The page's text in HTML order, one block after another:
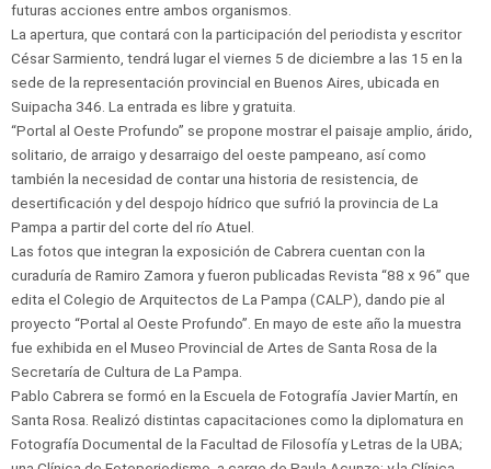
futuras acciones entre ambos organismos.
La apertura, que contará con la participación del periodista y escritor
César Sarmiento, tendrá lugar el viernes 5 de diciembre a las 15 en la
sede de la representación provincial en Buenos Aires, ubicada en
Suipacha 346. La entrada es libre y gratuita.
“Portal al Oeste Profundo” se propone mostrar el paisaje amplio, árido,
solitario, de arraigo y desarraigo del oeste pampeano, así como
también la necesidad de contar una historia de resistencia, de
desertificación y del despojo hídrico que sufrió la provincia de La
Pampa a partir del corte del río Atuel.
Las fotos que integran la exposición de Cabrera cuentan con la
curaduría de Ramiro Zamora y fueron publicadas Revista “88 x 96” que
edita el Colegio de Arquitectos de La Pampa (CALP), dando pie al
proyecto “Portal al Oeste Profundo”. En mayo de este año la muestra
fue exhibida en el Museo Provincial de Artes de Santa Rosa de la
Secretaría de Cultura de La Pampa.
Pablo Cabrera se formó en la Escuela de Fotografía Javier Martín, en
Santa Rosa. Realizó distintas capacitaciones como la diplomatura en
Fotografía Documental de la Facultad de Filosofía y Letras de la UBA;